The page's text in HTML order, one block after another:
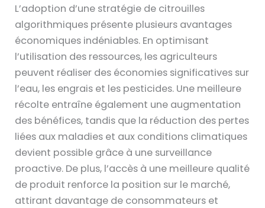
L’adoption d’une stratégie de citrouilles
algorithmiques présente plusieurs avantages
économiques indéniables. En optimisant
l’utilisation des ressources, les agriculteurs
peuvent réaliser des économies significatives sur
l’eau, les engrais et les pesticides. Une meilleure
récolte entraîne également une augmentation
des bénéfices, tandis que la réduction des pertes
liées aux maladies et aux conditions climatiques
devient possible grâce à une surveillance
proactive. De plus, l’accès à une meilleure qualité
de produit renforce la position sur le marché,
attirant davantage de consommateurs et